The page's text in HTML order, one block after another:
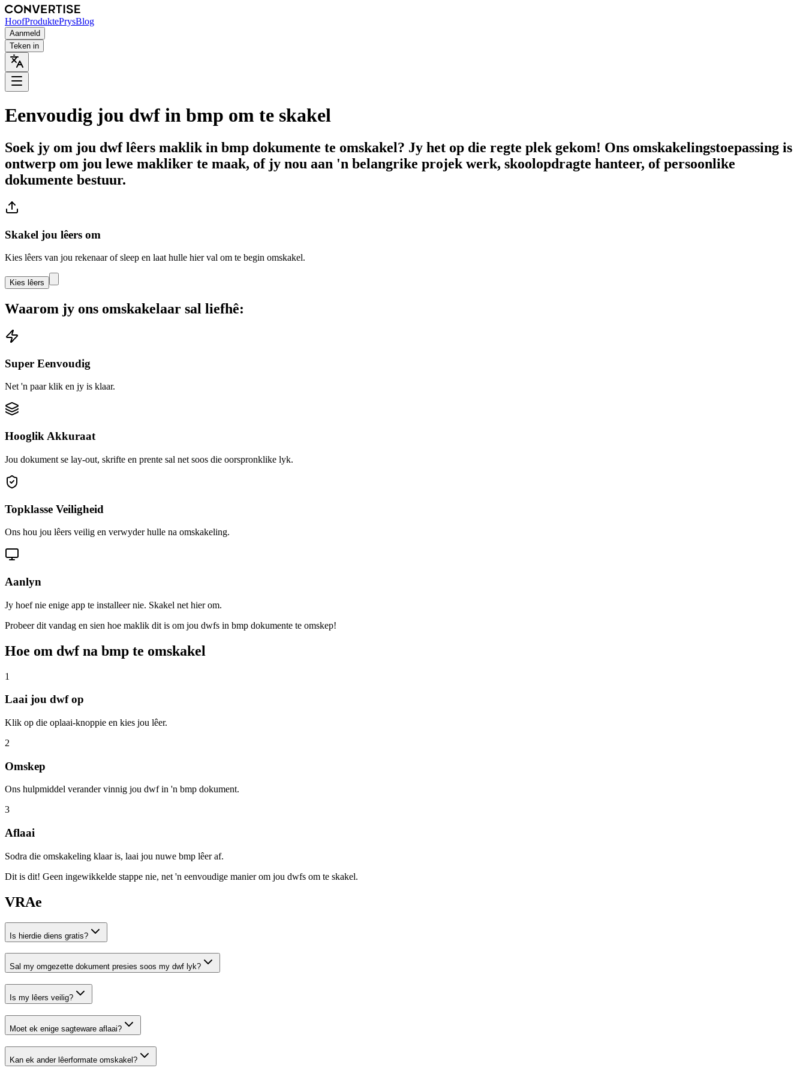
HoofProduktePrysBlog
Aanmeld
Teken in
Eenvoudig jou dwf in bmp om te skakel
Soek jy om jou dwf lêers maklik in bmp dokumente te omskakel? Jy het op die regte plek gekom! Ons omskakelingstoepassing is
ontwerp om jou lewe makliker te maak, of jy nou aan 'n belangrike projek werk, skoolopdragte hanteer, of persoonlike
dokumente bestuur.
Skakel jou lêers om
Kies lêers van jou rekenaar of sleep en laat hulle hier val om te begin omskakel.
Kies lêers
Waarom jy ons omskakelaar sal liefhê:
Super Eenvoudig
Net 'n paar klik en jy is klaar.
Hooglik Akkuraat
Jou dokument se lay-out, skrifte en prente sal net soos die oorspronklike lyk.
Topklasse Veiligheid
Ons hou jou lêers veilig en verwyder hulle na omskakeling.
Aanlyn
Jy hoef nie enige app te installeer nie. Skakel net hier om.
Probeer dit vandag en sien hoe maklik dit is om jou dwfs in bmp dokumente te omskep!
Hoe om dwf na bmp te omskakel
1
Laai jou dwf op
Klik op die oplaai-knoppie en kies jou lêer.
2
Omskep
Ons hulpmiddel verander vinnig jou dwf in 'n bmp dokument.
3
Aflaai
Sodra die omskakeling klaar is, laai jou nuwe bmp lêer af.
Dit is dit! Geen ingewikkelde stappe nie, net 'n eenvoudige manier om jou dwfs om te skakel.
VRAe
Is hierdie diens gratis?
Sal my omgezette dokument presies soos my dwf lyk?
Is my lêers veilig?
Moet ek enige sagteware aflaai?
Kan ek ander lêerformate omskakel?